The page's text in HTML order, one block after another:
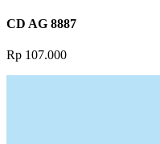
CD AG 8887
Rp 107.000